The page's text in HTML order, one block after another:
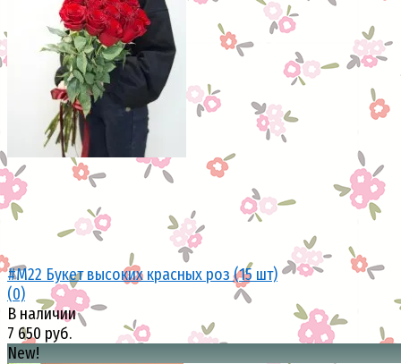
избранное сравнить
#M22 Букет высоких красных роз (15 шт)
(0)
В наличии
7 650 руб.
New!